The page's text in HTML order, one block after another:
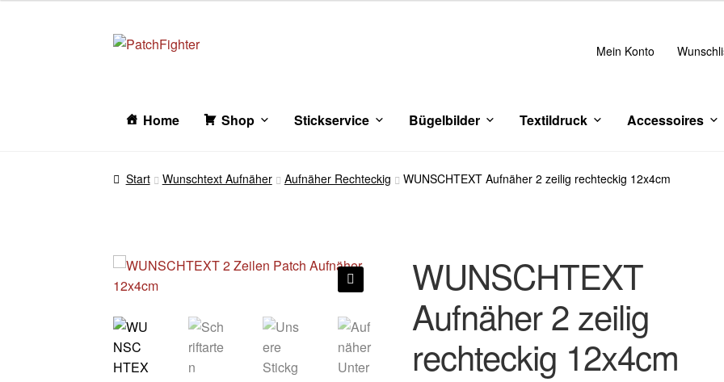
Zur
Zum
Mein Konto
Home Shop Stickservice Bügelbilder Textildruck Accessoires
Start Wunschtext Aufnäher Aufnäher Rechteckig WUNSCHTEXT Aufnäher 2 zeilig rechteckig 12x4cm
WUNSCHTEXT
Aufnäher 2 zeilig
rechteckig 12x4cm